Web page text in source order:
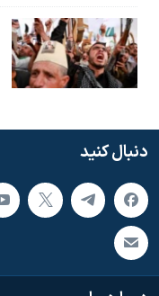
دنبال کنید